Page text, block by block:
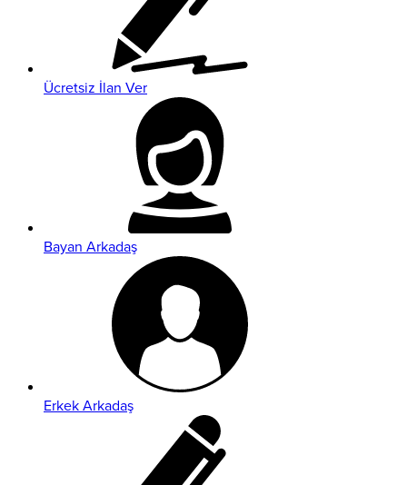
Ücretsiz İlan Ver
Bayan Arkadaş
Erkek Arkadaş